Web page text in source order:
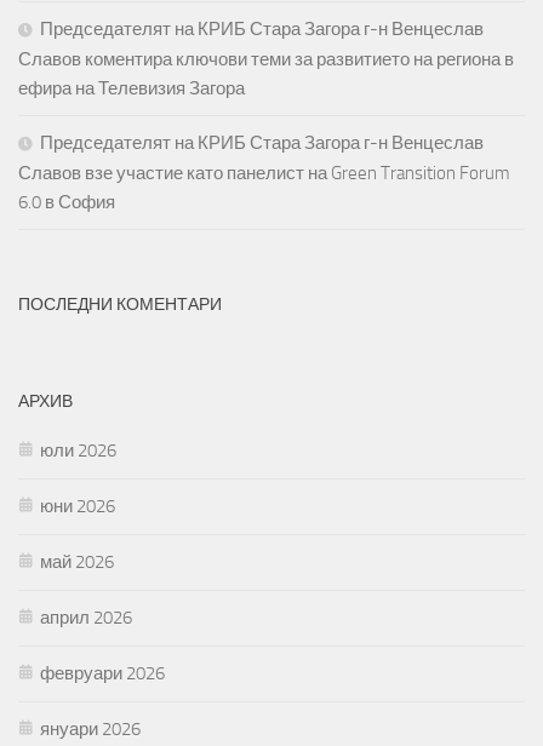
Председателят на КРИБ Стара Загора г-н Венцеслав
Славов коментира ключови теми за развитието на региона в
ефира на Телевизия Загора
Председателят на КРИБ Стара Загора г-н Венцеслав
Славов взе участие като панелист на Green Transition Forum
6.0 в София
ПОСЛЕДНИ КОМЕНТАРИ
АРХИВ
юли 2026
юни 2026
май 2026
април 2026
февруари 2026
януари 2026